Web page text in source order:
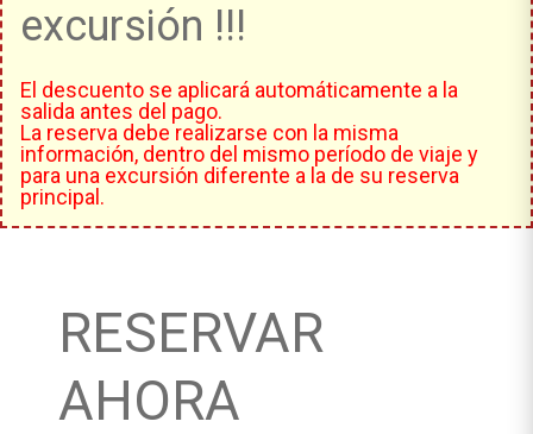
excursión !!!
El descuento se aplicará automáticamente a la
salida antes del pago.
La reserva debe realizarse con la misma
información, dentro del mismo período de viaje y
para una excursión diferente a la de su reserva
principal.
RESERVAR
AHORA